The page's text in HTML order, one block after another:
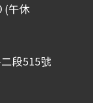
(午休
段515號